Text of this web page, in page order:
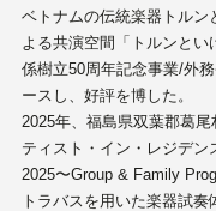
ベトナムの伝統楽器トルン
よる共演空間「トルンとい
係樹立50周年記念事業/外
ースし、好評を博した。
2025年、福島県双葉郡葛
ティスト・イン・レジデン
2025〜Group & Family
トラバスを用いた楽器試